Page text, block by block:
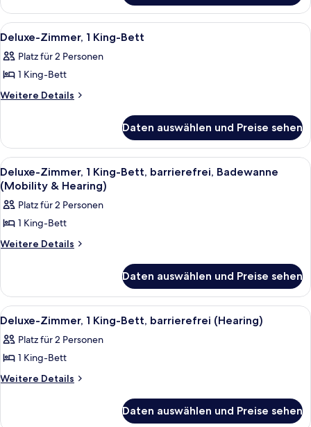
1 King-
Bett
Alle
Fotos
für
Deluxe-
Zimmer,
anzeigen
Ein Hotelzimmer mit Bett,
5
Deluxe-Zimmer, 1 King-Bett
Platz für 2 Personen
1 King-Bett
Weitere Details
Weitere
Zimmer,
1 King-
Bett
Daten auswählen und Preise sehen
Alle
Fotos
für
Deluxe-
Zimmer,
1 King-
Badewanne
(Mobility
&
Hearing)
anzeigen
Ein Hotelzimmer mit Bett,
5
Deluxe-Zimmer, 1 King-Bett, barrierefrei, Badewanne
(Mobility & Hearing)
Platz für 2 Personen
1 King-Bett
Weitere Details
Weitere
Zimmer,
1 King-
Bett,
Badewanne
(Mobility
Hearing)
Daten auswählen und Preise sehen
Alle
Fotos
für
Deluxe-
Zimmer,
Ein Hotelzimmer mit Bett,
4
Deluxe-Zimmer, 1 King-Bett, barrierefrei (Hearing)
Platz für 2 Personen
1 King-Bett
Weitere Details
Weitere
Daten auswählen und Preise sehen